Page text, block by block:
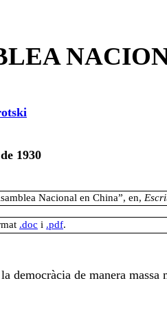
1930
Nacional en China”, en,
.doc i .pdf.
democràcia de manera